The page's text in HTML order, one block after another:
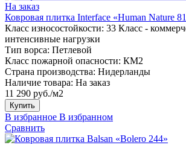
На заказ
Ковровая плитка Interface «Human Nature
Класс износостойкости: 33 Класс -
интенсивные нагрузки
Тип ворса: Петлевой
Класс пожарной опасности: КМ2
Страна производства: Нидерланды
Наличие товара: На заказ
11 290 руб./м2
Купить
В избранное В избранном
Сравнить